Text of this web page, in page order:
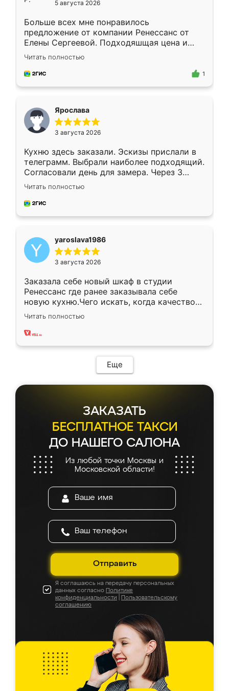
5 августа 2026
Больше всех мне понравилось
предложение от компании Ренессанс от
Елены Сергеевой. Подходяшщая цена и
короткие сроки изготовления. Приехавший
для замера сотрудник Владислав
предложил по моему эскизу самый
Читать полностью
1
Ярослава
3 августа 2026
Кухню здесь заказали. Эскизы прислали в
телеграмм. Выбрали наиболее подходящий.
Согласовали день для замера. Через 3
недели кухня была уже готова. Остались
довольны работой. Спасибо Ренессанс
мебель за качественную работу!
Читать полностью
yaroslava1986
3 августа 2026
Заказала себе новый шкаф в студии
Ренессанс где ранее заказывала себе
новую кухню.Чего искать, когда качеством
вполне довольна. Служит кухня уже почти
два года, нареканий нет.
Читать полностью
Еще
ЗАКАЗАТЬ
БЕСПЛАТНОЕ ТАКСИ
ДО НАШЕГО САЛОНА
Из любой точки Москвы и
Московской области!
Отправить
Я соглашаюсь на передачу персональных
данных согласно Политике
конфиденциальности
Пользовательскому
соглашению